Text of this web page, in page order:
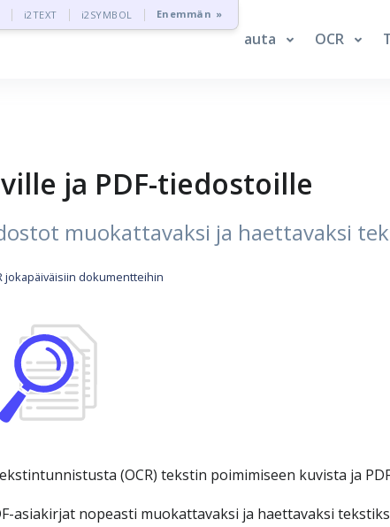
i2TEXT i2SYMBOL Enemmän »
auta OCR
ja PDF-tiedostoille
muokattavaksi ja haettavaksi
jokapäiväisiin dokumentteihin
(OCR) tekstin poimimiseen kuvista ja
asiakirjat nopeasti muokattavaksi ja haettavaksi